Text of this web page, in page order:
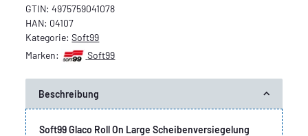
GTIN: 4975759041078
HAN: 04107
Kategorie:Soft99
Marken:
Soft99
Beschreibung
Soft99 Glaco Roll On Large Scheibenversiegelung